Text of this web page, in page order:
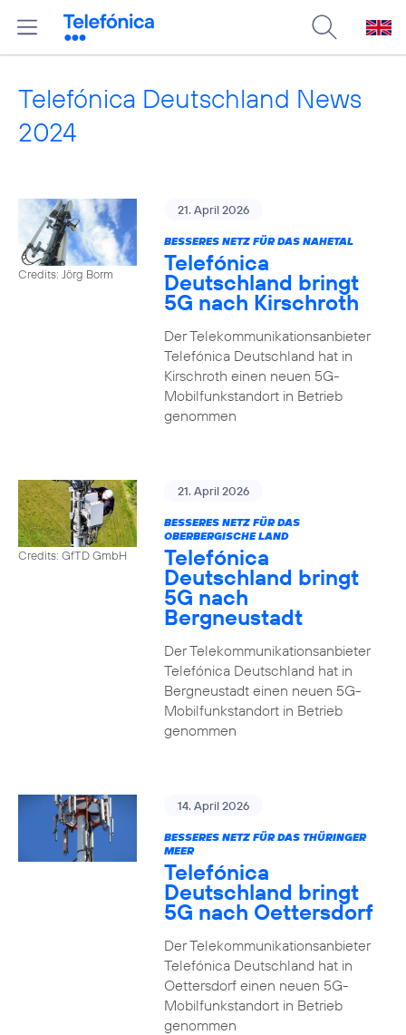
Telefónica Deutschland News
2024
Credits: Jörg Borm
21. April 2026
BESSERES NETZ FÜR DAS NAHETAL
Telefónica
Deutschland bringt
5G nach Kirschroth
Der Telekommunikationsanbieter
Telefónica Deutschland hat in
Kirschroth einen neuen 5G-
Mobilfunkstandort in Betrieb
genommen
Credits: GfTD GmbH
21. April 2026
BESSERES NETZ FÜR DAS
OBERBERGISCHE LAND
Telefónica
Deutschland bringt
5G nach
Bergneustadt
Der Telekommunikationsanbieter
Telefónica Deutschland hat in
Bergneustadt einen neuen 5G-
Mobilfunkstandort in Betrieb
genommen
14. April 2026
BESSERES NETZ FÜR DAS THÜRINGER
MEER
Telefónica
Deutschland bringt
5G nach Oettersdorf
Der Telekommunikationsanbieter
Telefónica Deutschland hat in
Oettersdorf einen neuen 5G-
Mobilfunkstandort in Betrieb
genommen